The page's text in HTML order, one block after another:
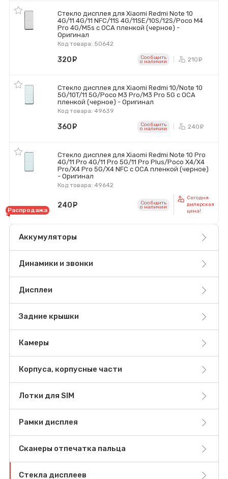
Стекло дисплея для Xiaomi Redmi Note 10
4G/11 4G/11 NFC/11S 4G/11SE/10S/12S/Poco M4
Pro 4G/M5s с OCA пленкой (черное) -
Оригинал
Код товара: 50642
320 Сообщить
o наличии 210
Стекло дисплея для Xiaomi Redmi 10/Note 10
5G/10T/11 5G/Poco M3 Pro/M3 Pro 5G с OCA
пленкой (черное) - Оригинал
Код товара: 49639
360 Сообщить
o наличии 240
Стекло дисплея для Xiaomi Redmi Note 10 Pro
4G/11 Pro 4G/11 Pro 5G/11 Pro Plus/Poco X4/X4
Pro/X4 Pro 5G/X4 NFC с OCA пленкой (черное)
- Оригинал
Код товара: 49642
Распродажа
240 Сообщить
o наличии
Сегодня
дилерская
цена!
Аккумуляторы
Динамики и звонки
Дисплеи
Задние крышки
Камеры
Корпуса, корпусные части
Лотки для SIM
Рамки дисплея
Сканеры отпечатка пальца
Стекла дисплеев